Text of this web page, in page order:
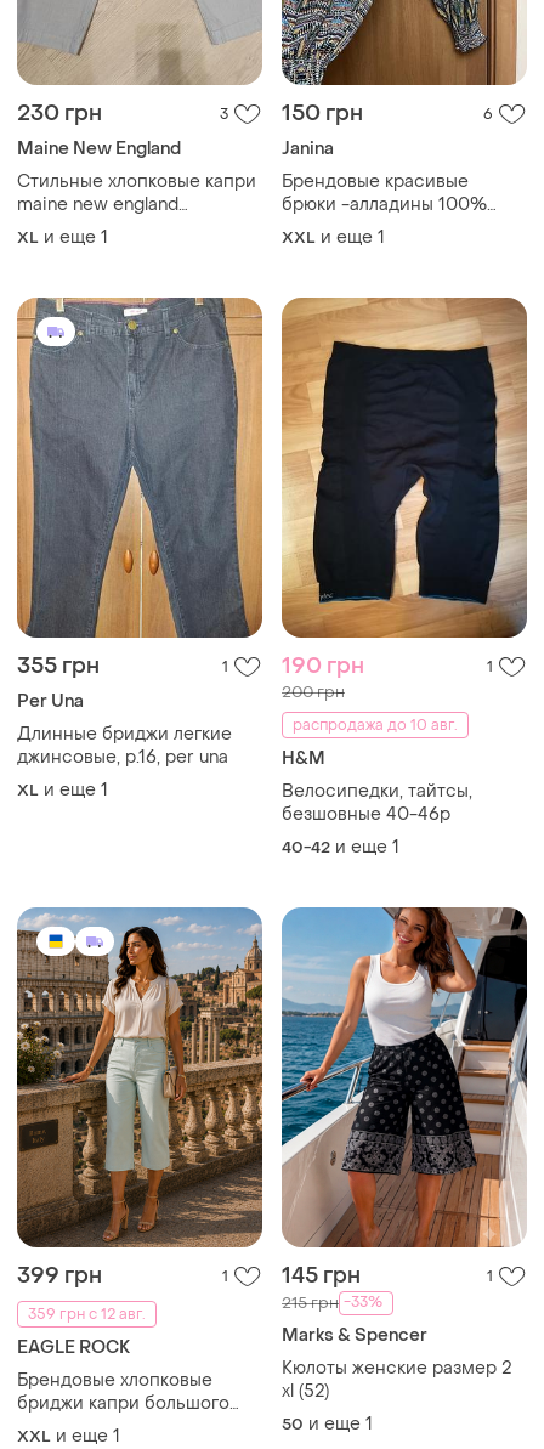
230 грн 3
Maine New England
Стильные хлопковые капри
maine new england
(debenhams), размер 18
(евро 46)
XL и еще 1
150 грн 6
Janina
Брендовые красивые
брюки -алладины 100%
вискоза
XXL и еще 1
355 грн 1
Per Una
Длинные бриджи легкие
джинсовые, р.16, per una
XL и еще 1
190 грн 1
200 грн
распродажа до 10 авг.
H&M
Велосипедки, тайтсы,
безшовные 40-46р
40-42 и еще 1
399 грн
1
359 грн с 12 авг.
EAGLE ROCK
Брендовые хлопковые
бриджи капри большого
размера
XXL и еще 1
145 грн 1
215 грн -33%
Marks & Spencer
Кюлоты женские размер 2
xl (52)
50 и еще 1